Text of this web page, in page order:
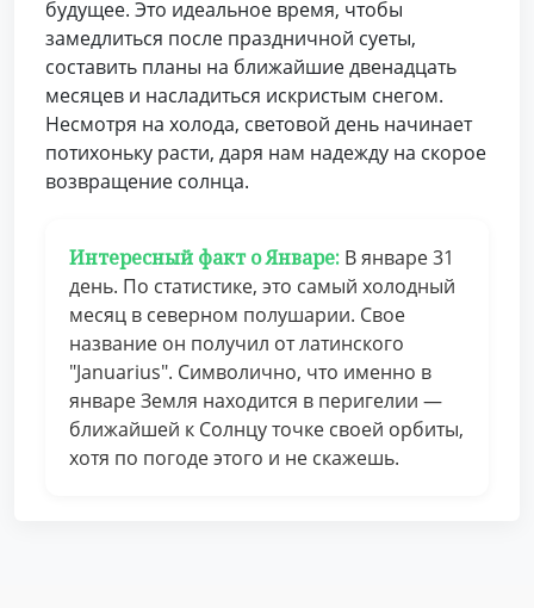
будущее. Это идеальное время, чтобы
замедлиться после праздничной суеты,
составить планы на ближайшие двенадцать
месяцев и насладиться искристым снегом.
Несмотря на холода, световой день начинает
потихоньку расти, даря нам надежду на скорое
возвращение солнца.
Интересный факт о Январе: В январе 31
день. По статистике, это самый холодный
месяц в северном полушарии. Свое
название он получил от латинского
"Januarius". Символично, что именно в
январе Земля находится в перигелии —
ближайшей к Солнцу точке своей орбиты,
хотя по погоде этого и не скажешь.